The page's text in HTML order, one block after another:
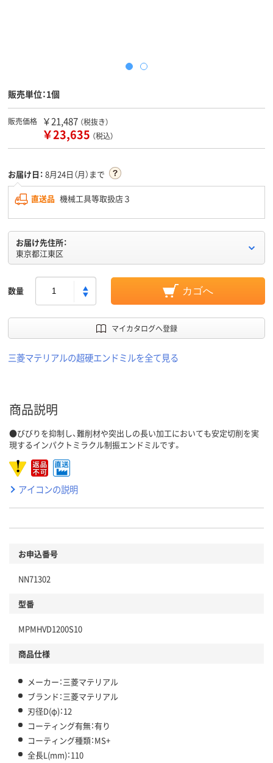
販売単位：1個
販売価格 ￥21,487 （税抜き）
￥23,635 （税込）
お届け日： 8月24日（月）まで
直送品 機械工具等取扱店３
お届け先住所：
東京都江東区
数量 カゴへ
マイカタログへ登録
三菱マテリアルの超硬エンドミルを全て見る
商品説明
●びびりを抑制し、難削材や突出しの長い加工においても安定切削を実
現するインパクトミラクル制振エンドミルです。
アイコンの説明
お申込番号
NN71302
型番
MPMHVD1200S10
商品仕様
メーカー：三菱マテリアル
ブランド：三菱マテリアル
刃径D(φ)：12
コーティング有無：有り
コーティング種類：MS+
全長L(mm)：110